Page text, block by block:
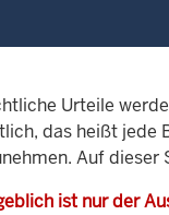
Urteile
das heißt jede
Auf dieser
ist nur der